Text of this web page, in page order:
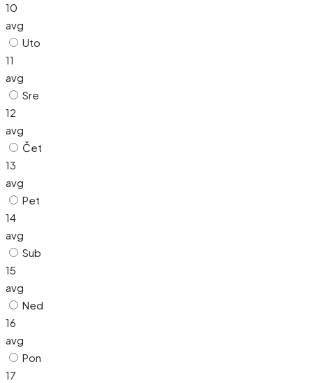
10
avg
Uto
11
avg
Sre
12
avg
Čet
13
avg
Pet
14
avg
Sub
15
avg
Ned
16
avg
Pon
17